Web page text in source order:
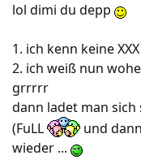
lol dimi du depp
1. ich kenn keine
2. ich weiß nun
grrrrr
dann ladet man
(FuLL
und
wieder ...